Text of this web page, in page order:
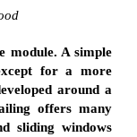
module. A simple
for a more
around a
offers many
sliding windows